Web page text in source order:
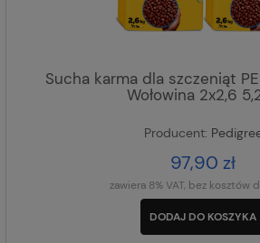
Sucha karma dla szczeniąt
Wołowina 2x2,6
Producent:
97,90 zł
zawiera 8% VAT, bez kosztów
DODAJ DO KOSZYKA